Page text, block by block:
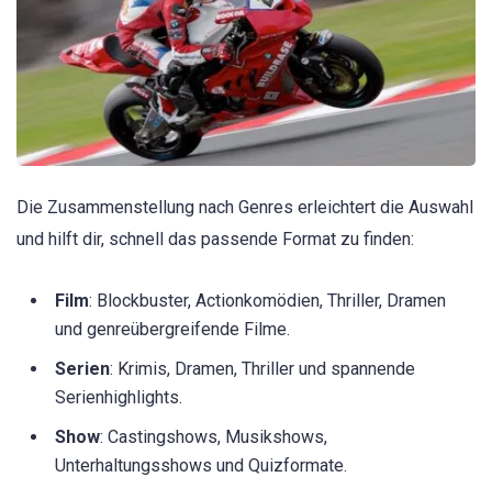
Die Zusammenstellung nach Genres erleichtert die Auswahl
und hilft dir, schnell das passende Format zu finden:
Film: Blockbuster, Actionkomödien, Thriller, Dramen
und genreübergreifende Filme.
Serien: Krimis, Dramen, Thriller und spannende
Serienhighlights.
Show: Castingshows, Musikshows,
Unterhaltungsshows und Quizformate.